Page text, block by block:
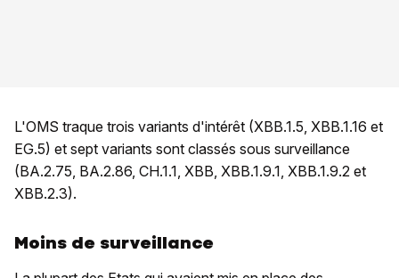
L'OMS traque trois variants d'intérêt (XBB.1.5, XBB.1.16 et
EG.5) et sept variants sont classés sous surveillance
(BA.2.75, BA.2.86, CH.1.1, XBB, XBB.1.9.1, XBB.1.9.2 et
XBB.2.3).
Moins de surveillance